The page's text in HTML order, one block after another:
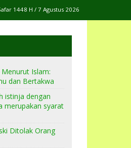
1448 H / 7 Agustus 2026
Islam:
dan Bertakwa
istinja dengan
merupakan syarat
Ditolak Orang